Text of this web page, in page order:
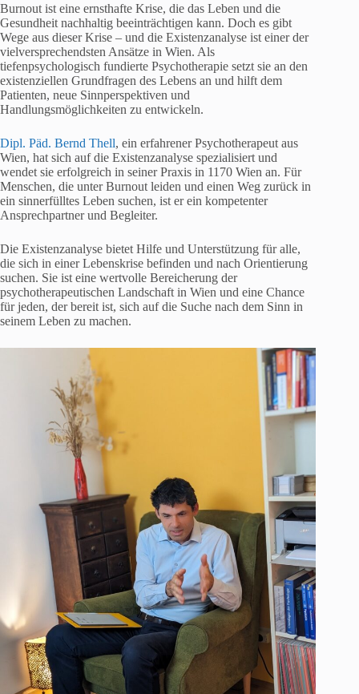
Burnout ist eine ernsthafte Krise, die das Leben und die
Gesundheit nachhaltig beeinträchtigen kann. Doch es gibt
Wege aus dieser Krise – und die Existenzanalyse ist einer der
vielversprechendsten Ansätze in Wien. Als
tiefenpsychologisch fundierte Psychotherapie setzt sie an den
existenziellen Grundfragen des Lebens an und hilft dem
Patienten, neue Sinnperspektiven und
Handlungsmöglichkeiten zu entwickeln.
Dipl. Päd. Bernd Thell, ein erfahrener Psychotherapeut aus
Wien, hat sich auf die Existenzanalyse spezialisiert und
wendet sie erfolgreich in seiner Praxis in 1170 Wien an. Für
Menschen, die unter Burnout leiden und einen Weg zurück in
ein sinnerfülltes Leben suchen, ist er ein kompetenter
Ansprechpartner und Begleiter.
Die Existenzanalyse bietet Hilfe und Unterstützung für alle,
die sich in einer Lebenskrise befinden und nach Orientierung
suchen. Sie ist eine wertvolle Bereicherung der
psychotherapeutischen Landschaft in Wien und eine Chance
für jeden, der bereit ist, sich auf die Suche nach dem Sinn in
seinem Leben zu machen.